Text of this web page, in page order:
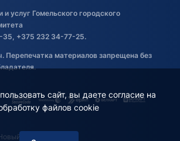
и услуг Гомельского городского
35, +375 232 34-77-25.
Перепечатка материалов запрещена без
Сайт
сайт, вы даете согласие на
файлов cookie